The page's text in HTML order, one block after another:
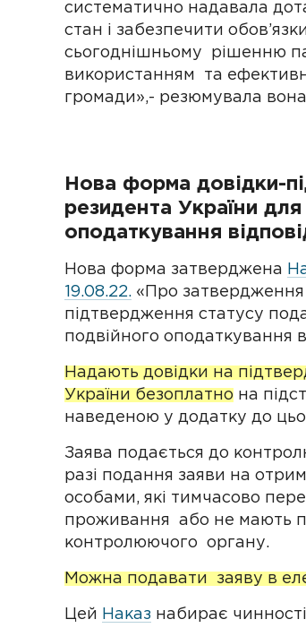
систематично надавала
стан і забезпечити
сьогоднішньому рішенню
використанням та
громади»,- резюмувала
Нова форма довідки-
резидента України
оподаткування
Нова форма затверджена
19.08.22. «Про
підтвердження статусу
подвійного оподаткування
Надають довідки на
України безоплатно на
наведеною у додатку до
Заява подається до
разі подання заяви на
особами, які тимчасово
проживання або не мають
контролюючого органу.
Можна подавати заяву в
Цей Наказ набирає